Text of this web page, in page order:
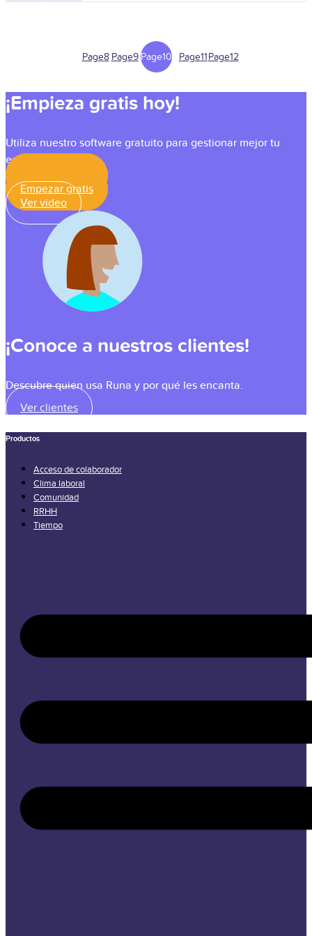
Page8 Page9 Page10 Page11Page12
¡Empieza gratis hoy!
Utiliza nuestro software gratuito para gestionar mejor tu
equipo
Empezar gratis
Ver video
¡Conoce a nuestros clientes!
Descubre quien usa Runa y por qué les encanta.
Ver clientes
Productos
Acceso de colaborador
Clima laboral
Comunidad
RRHH
Tiempo